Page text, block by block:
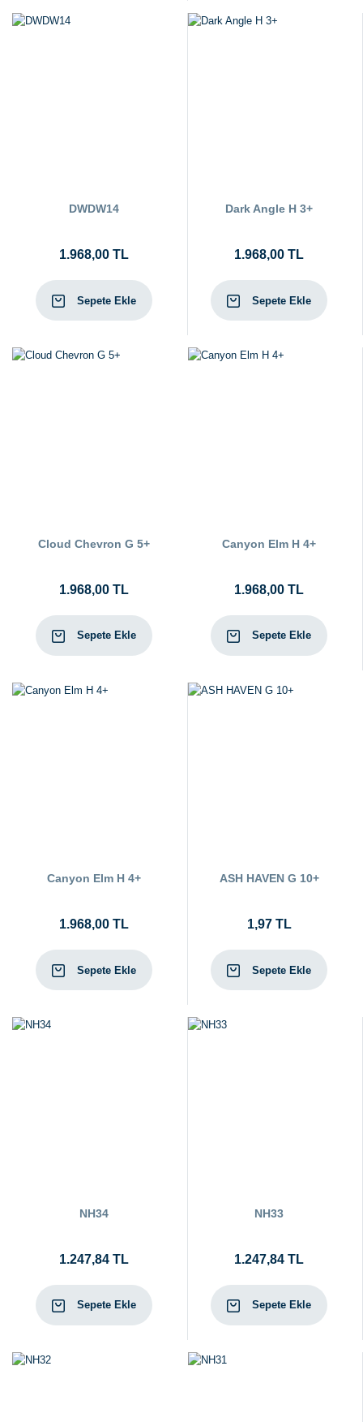
DWDW14
1.968,00 TL
Sepete Ekle
Dark Angle H 3+
1.968,00 TL
Sepete Ekle
Cloud Chevron G 5+
1.968,00 TL
Sepete Ekle
Canyon Elm H 4+
1.968,00 TL
Sepete Ekle
Canyon Elm H 4+
1.968,00 TL
Sepete Ekle
ASH HAVEN G 10+
1,97 TL
Sepete Ekle
NH34
1.247,84 TL
Sepete Ekle
NH33
1.247,84 TL
Sepete Ekle